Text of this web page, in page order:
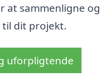
at sammenligne og
dit projekt.
uforpligtende